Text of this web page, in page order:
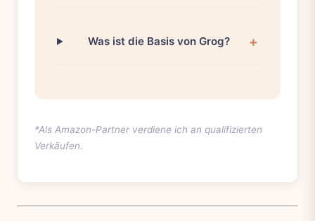
Was ist die Basis von Grog?
*Als Amazon-Partner verdiene ich an qualifizierten
Verkäufen.